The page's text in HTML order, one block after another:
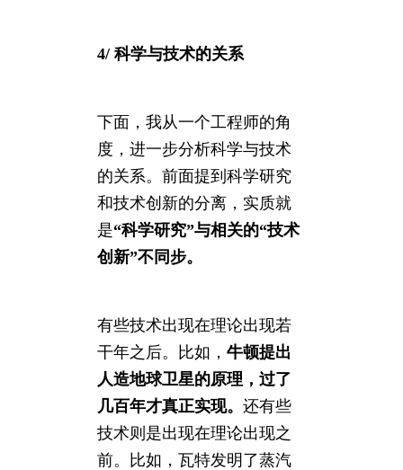
4/ 科学与技术的关系
下面，我从一个工程师的角
度，进一步分析科学与技术
的关系。前面提到科学研究
和技术创新的分离，实质就
是“科学研究”与相关的“技术
创新”不同步。
有些技术出现在理论出现若
干年之后。比如， 牛顿提出
人造地球卫星的原理，过了
几百年才真正实现。 还有些
技术则是出现在理论出现之
前。比如，瓦特发明了蒸汽